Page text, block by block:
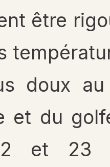
être
doux
et du
et 23